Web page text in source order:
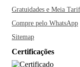
Gratuidades e Meia
Compre pelo WhatsApp
Sitemap
Certificações